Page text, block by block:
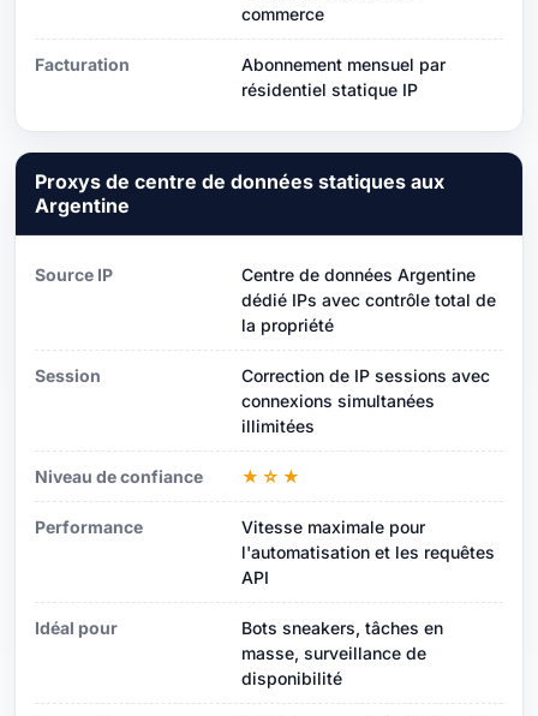
commerce
Facturation
Abonnement mensuel par
résidentiel statique IP
Proxys de centre de données statiques aux
Argentine
Source IP
Centre de données Argentine
dédié IPs avec contrôle total de
la propriété
Session
Correction de IP sessions avec
connexions simultanées
illimitées
Niveau de confiance ★☆★
Performance
Vitesse maximale pour
l'automatisation et les requêtes
API
Idéal pour
Bots sneakers, tâches en
masse, surveillance de
disponibilité